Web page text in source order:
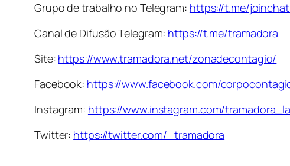
Grupo de trabalho no Telegram: https://t.me/
Canal de Difusão Telegram: https://t.me/tramadora
Site: https://www.tramadora.net/zonadecontagio/
Facebook: https://www.facebook.com/
Instagram: https://www.instagram.com/
Twitter: https://twitter.com/_tramadora